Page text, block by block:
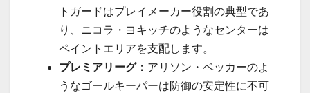
トガードはプレイメーカー役割の典型であ
り、ニコラ・ヨキッチのようなセンターは
ペイントエリアを支配します。
プレミアリーグ： アリソン・ベッカーのよ
うなゴールキーパーは防御の安定性に不可